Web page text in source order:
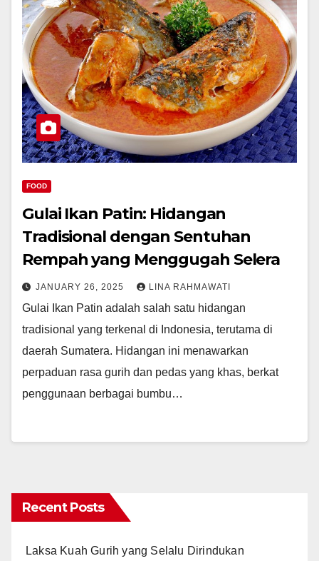
FOOD
Gulai Ikan Patin: Hidangan
Tradisional dengan Sentuhan
Rempah yang Menggugah Selera
JANUARY 26, 2025 LINA RAHMAWATI
Gulai Ikan Patin adalah salah satu hidangan
tradisional yang terkenal di Indonesia, terutama di
daerah Sumatera. Hidangan ini menawarkan
perpaduan rasa gurih dan pedas yang khas, berkat
penggunaan berbagai bumbu…
Recent Posts
Laksa Kuah Gurih yang Selalu Dirindukan